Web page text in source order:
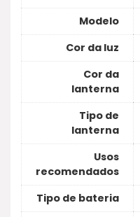
Modelo
Cor da luz
Cor da
lanterna
Tipo de
lanterna
Usos
recomendados
Tipo de bateria